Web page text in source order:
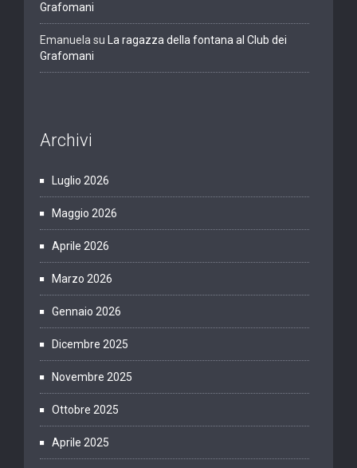
Grafomani
Emanuela su
La ragazza della fontana al Club dei
Grafomani
Archivi
Luglio 2026
Maggio 2026
Aprile 2026
Marzo 2026
Gennaio 2026
Dicembre 2025
Novembre 2025
Ottobre 2025
Aprile 2025